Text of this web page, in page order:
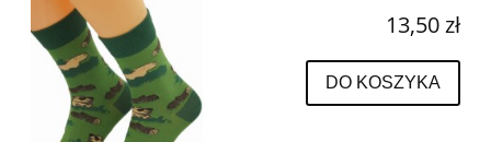
13,50 zł
DO KOSZYKA